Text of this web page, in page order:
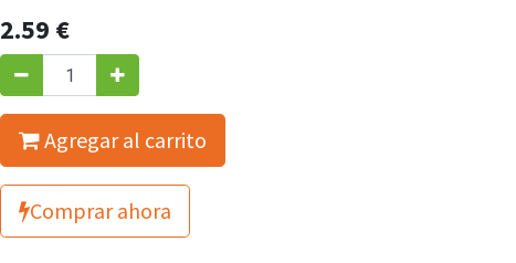
2.59 €
Agregar al carrito
Comprar ahora